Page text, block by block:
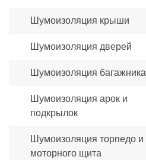
Шумоизоляция крыши
Шумоизоляция дверей
Шумоизоляция багажника
Шумоизоляция арок и
подкрылок
Шумоизоляция торпедо и
моторного щита